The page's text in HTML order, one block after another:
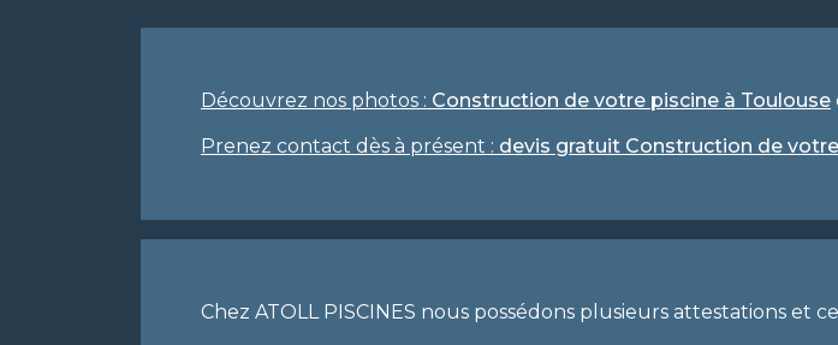
Découvrez nos photos : Construction de votre piscine à Toulouse
Prenez contact dès à présent : devis gratuit Construction de
Chez ATOLL PISCINES nous possédons plusieurs attestations et